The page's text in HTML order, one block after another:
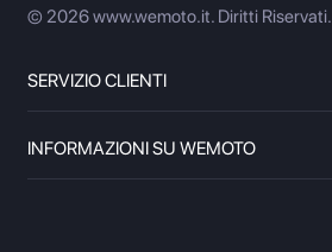
© 2026 www.wemoto.it. Diritti Riservati.
SERVIZIO CLIENTI
INFORMAZIONI SU WEMOTO